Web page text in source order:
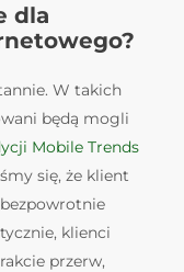
dla
W takich
będą mogli
Mobile Trends
się, że klient
klienci
przerw,